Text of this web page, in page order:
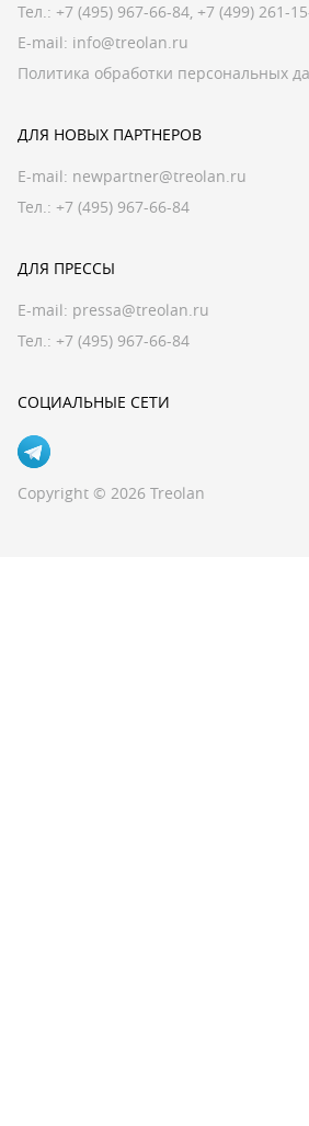
Тел.: +7 (495) 967-66-84, +7 (499) 261-
E-mail: info@treolan.ru
Политика обработки персональных
ДЛЯ НОВЫХ ПАРТНЕРОВ
E-mail: newpartner@treolan.ru
Тел.: +7 (495) 967-66-84
ДЛЯ ПРЕССЫ
E-mail: pressa@treolan.ru
Тел.: +7 (495) 967-66-84
СОЦИАЛЬНЫЕ СЕТИ
Copyright © 2026 Treolan